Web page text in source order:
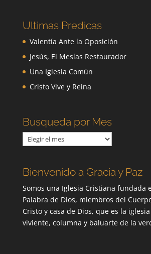
Ultimas Predicas
Valentía Ante la Oposición
Jesús, El Mesías Restaurador
Una Iglesia Común
Cristo Vive y Reina
Busqueda por Mes
Busqueda
por
Bienvenido a Gracia y Paz
Somos una Iglesia Cristiana fundada
Palabra de Dios, miembros del
Cristo y casa de Dios, que es la
viviente, columna y baluarte de la